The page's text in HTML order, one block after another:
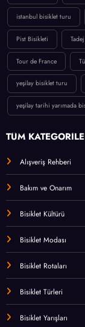
istanbul bisiklet turu
Pist Bisikleti
Tour de France
yeşilay bisiklet turu
yeşilay tarihi yarımada
TÜM
Alışveriş Rehberi
Bakım ve Onarım
Bisiklet Kültürü
Bisiklet Modası
Bisiklet Rotaları
Bisiklet Türleri
Bisiklet Yarışları